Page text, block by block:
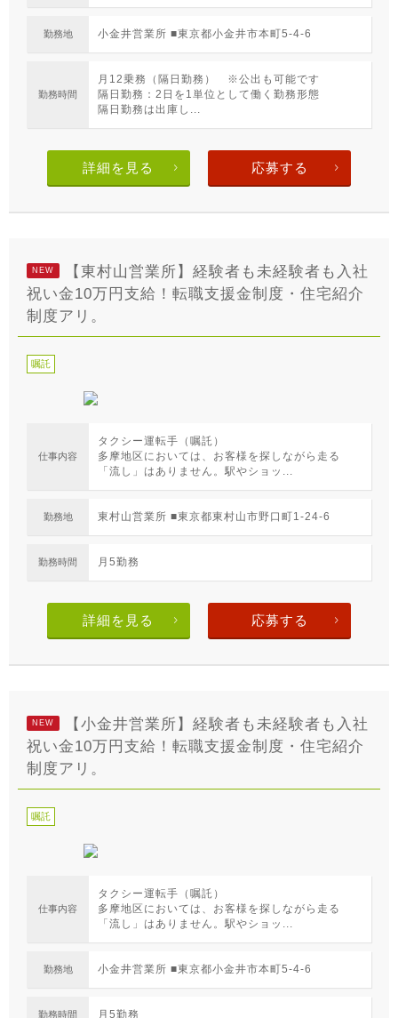
勤務地 小金井営業所 ■東京都小金井市本町5-4-6
勤務時間
月12乗務（隔日勤務） ※公出も可能です
隔日勤務：2日を1単位として働く勤務形態
隔日勤務は出庫し...
詳細を見る 応募する
NEW
【東村山営業所】経験者も未経験者も入社
祝い金10万円支給！転職支援金制度・住宅紹介
制度アリ。
嘱託
仕事内容
タクシー運転手（嘱託）
多摩地区においては、お客様を探しながら走る
「流し」はありません。駅やショッ...
勤務地 東村山営業所 ■東京都東村山市野口町1-24-6
勤務時間 月5勤務
詳細を見る 応募する
NEW
【小金井営業所】経験者も未経験者も入社
祝い金10万円支給！転職支援金制度・住宅紹介
制度アリ。
嘱託
仕事内容
タクシー運転手（嘱託）
多摩地区においては、お客様を探しながら走る
「流し」はありません。駅やショッ...
勤務地 小金井営業所 ■東京都小金井市本町5-4-6
勤務時間 月5勤務